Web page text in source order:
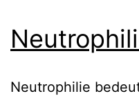
Neutrophilie